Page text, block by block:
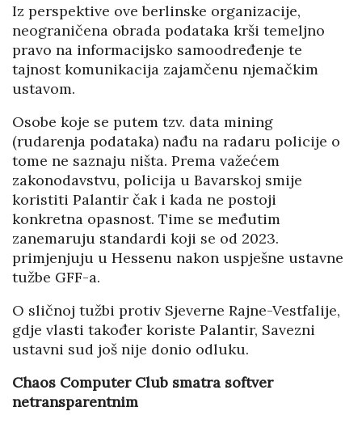
Iz perspektive ove berlinske organizacije,
neograničena obrada podataka krši temeljno
pravo na informacijsko samoodređenje te
tajnost komunikacija zajamčenu njemačkim
ustavom.
Osobe koje se putem tzv. data mining
(rudarenja podataka) nađu na radaru policije o
tome ne saznaju ništa. Prema važećem
zakonodavstvu, policija u Bavarskoj smije
koristiti Palantir čak i kada ne postoji
konkretna opasnost. Time se međutim
zanemaruju standardi koji se od 2023.
primjenjuju u Hessenu nakon uspješne ustavne
tužbe GFF-a.
O sličnoj tužbi protiv Sjeverne Rajne-Vestfalije,
gdje vlasti također koriste Palantir, Savezni
ustavni sud još nije donio odluku.
Chaos Computer Club smatra softver
netransparentnim